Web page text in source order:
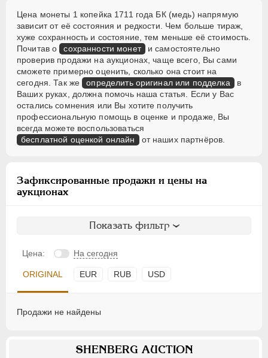
Цена монеты 1 копейка 1711 года БК (медь) напрямую
зависит от её состояния и редкости. Чем больше тираж,
хуже сохранность и состояние, тем меньше её стоимость.
Почитав о сохранности монет и самостоятельно
проверив продажи на аукционах, чаще всего, Вы сами
сможете примерно оценить, сколько она стоит на
сегодня. Так же определить оригинал или подделка в
Ваших руках, должна помочь наша статья. Если у Вас
остались сомнения или Вы хотите получить
профессиональную помощь в оценке и продаже, Вы
всегда можете воспользоваться
бесплатной оценкой онлайн от наших партнёров.
Зафиксированные продажи и цены на
аукционах
Показать фильтр
Цена: На сегодня
ORIGINAL EUR RUB USD
Продажи не найдены
SHENBERG AUCTION